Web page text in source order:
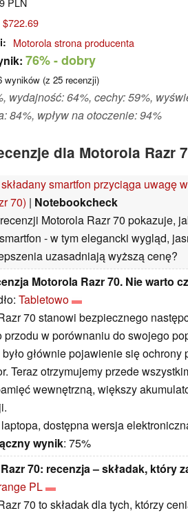
$722.69
Motorola strona producenta
76%- dobry
wyników (z 25 recenzji)
wydajność: 64%, cechy: 59%,
84%, wpływ na otoczenie: 94%
dla Motorola Razr
smartfon przyciąga uwagę
70) | Notebookcheck
Motorola Razr 70 pokazuje,
- w tym elegancki wygląd,
uzasadniają wyższą cenę?
Motorola Razr 70. Nie warto
Tabletowo
70 stanowi bezpiecznego
przodu w porównaniu do swojego
głównie pojawienie się
Teraz otrzymujemy przede
wewnętrzną, większy
dostępna wersja
wynik: 75%
70: recenzja – składak, który
PL
70 to składak dla tych, którzy